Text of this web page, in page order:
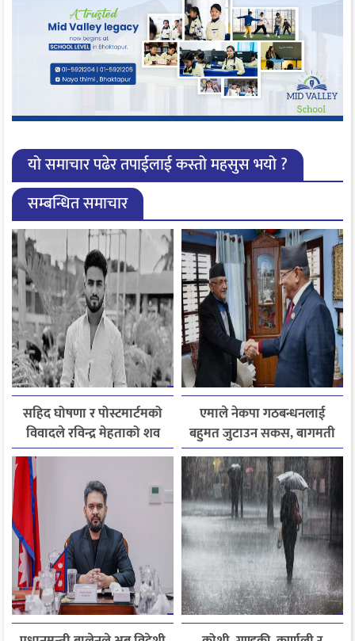
यो समाचार पढेर तपाईलाई कस्तो महसुस भयो ?
सम्बन्धित समाचार
सहिद घोषणा र पोस्टमार्टमको
विवादले रविन्द्र मेहताको शव
एक सातादेखि अस्पतालमै
एमाले नेकपा गठबन्धनलाई
बहुमत जुटाउन सकस, बागमती
सरकार पुनर्गठन अन्योलमा